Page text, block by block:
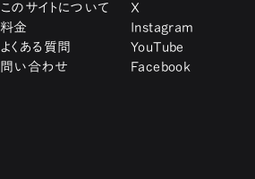
このサイトについて
料金
よくある質問
問い合わせ
X
Instagram
YouTube
Facebook